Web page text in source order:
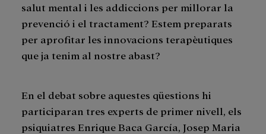
salut mental i les addiccions per millorar la
prevenció i el tractament? Estem preparats
per aprofitar les innovacions terapèutiques
que ja tenim al nostre abast?
En el debat sobre aquestes qüestions hi
participaran tres experts de primer nivell, els
psiquiatres Enrique Baca García, Josep Maria